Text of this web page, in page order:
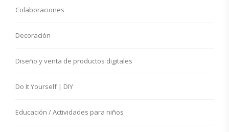
Colaboraciones
Decoración
Diseño y venta de productos digitales
Do It Yourself | DIY
Educación / Actividades para niños